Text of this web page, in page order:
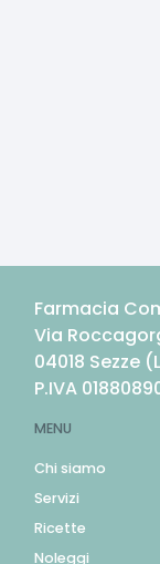
Farmacia
Via
04018 Sezze (
P.IVA
MENU
Chi siamo
Servizi
Ricette
Noleggi